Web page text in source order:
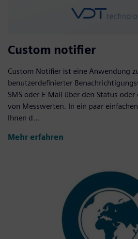
Custom notifier
Custom Notifier ist eine Anwendung
benutzerdefinierter
SMS oder E-Mail über den Status
von Messwerten. In ein paar
Ihnen d...
Mehr erfahren